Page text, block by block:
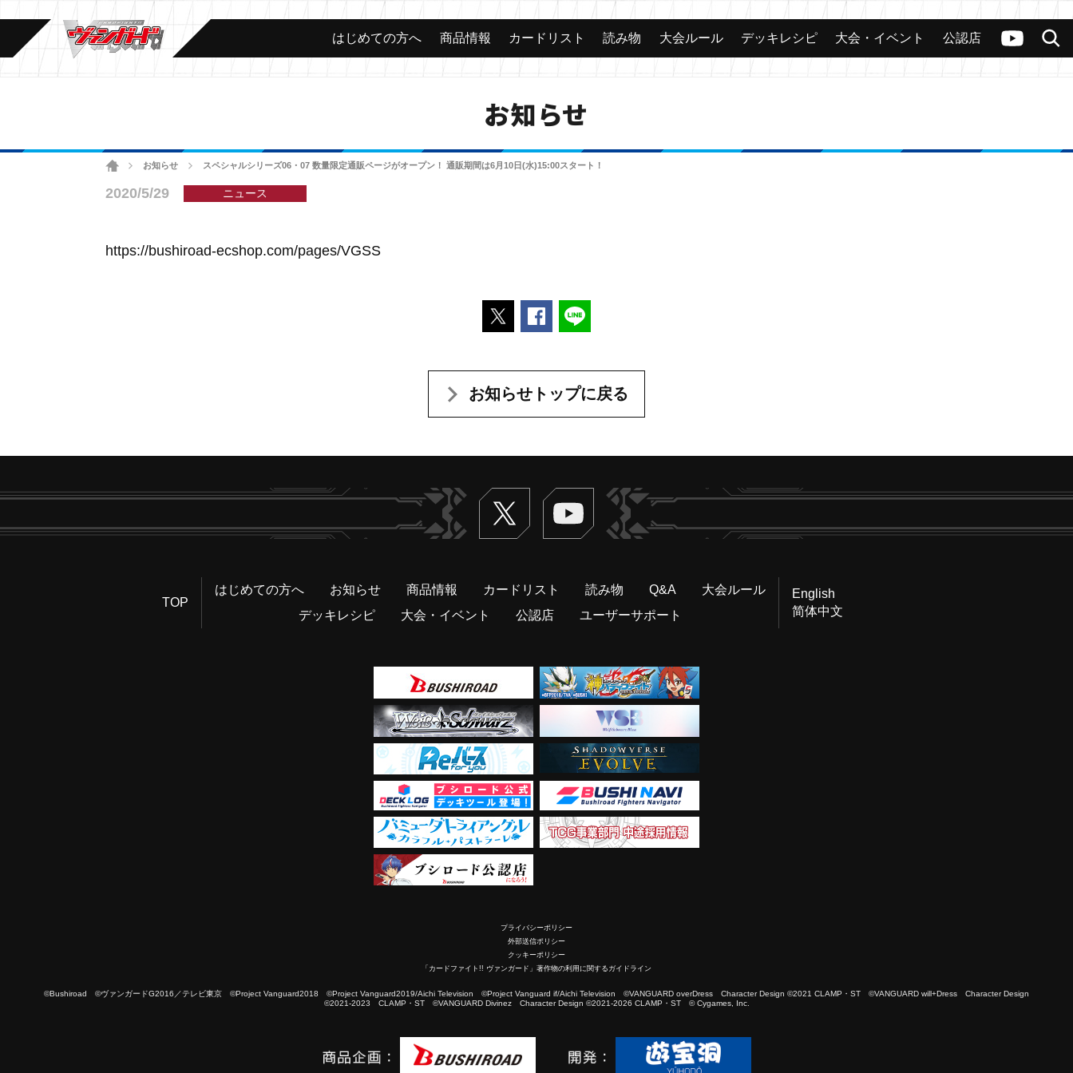
ヴァンガードch
検索
カード 大会 公認店舗 その他
はじめての方へ 商品情報 カードリスト 読み物 大会ルール デッキレシピ 大会・イベント 公認店
お知らせ
ホームお知らせ スペシャルシリーズ06・07 数量限定通販ページがオープン！ 通販期間は6月10日(水)15:00スタート！
2020/5/29 ニュース
https://bushiroad-ecshop.com/pages/VGSS
ポストするFacebookでシェアする
お知らせトップに戻る
Twitter ヴァンガードch
TOP
はじめての方へ お知らせ 商品情報 カードリスト 読み物 Q&A
大会ルール
デッキレシピ
大会・イベント 公認店 ユーザーサポート
English
简体中文
プライバシーポリシー
外部送信ポリシー
クッキーポリシー
「カードファイト!! ヴァンガード」著作物の利用に関するガイドライン
©Bushiroad ©ヴァンガードG2016／テレビ東京 ©Project Vanguard2018 ©Project Vanguard2019/Aichi Television ©Project Vanguard if/Aichi Television ©VANGUARD overDress Character Design ©2021 CLAMP・ST ©VANGUARD will+Dress Character Design
©2021-2023 CLAMP・ST ©VANGUARD Divinez Character Design ©2021-2026 CLAMP・ST © Cygames, Inc.